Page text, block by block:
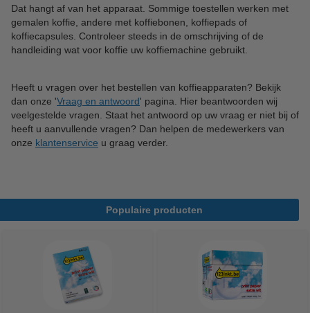
Dat hangt af van het apparaat. Sommige toestellen werken met
gemalen koffie, andere met koffiebonen, koffiepads of
koffiecapsules. Controleer steeds in de omschrijving of de
handleiding wat voor koffie uw koffiemachine gebruikt.
Heeft u vragen over het bestellen van koffieapparaten? Bekijk
dan onze 'Vraag en antwoord' pagina. Hier beantwoorden wij
veelgestelde vragen. Staat het antwoord op uw vraag er niet bij of
heeft u aanvullende vragen? Dan helpen de medewerkers van
onze klantenservice u graag verder.
Populaire producten